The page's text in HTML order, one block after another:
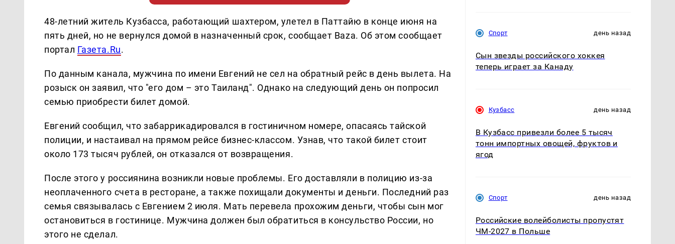
48-летний житель Кузбасса, работающий шахтером, улетел в Паттайю в конце июня на
пять дней, но не вернулся домой в назначенный срок, сообщает Baza. Об этом сообщает
портал Газета.Ru.
По данным канала, мужчина по имени Евгений не сел на обратный рейс в день вылета. На
розыск он заявил, что "его дом – это Таиланд". Однако на следующий день он попросил
семью приобрести билет домой.
Евгений сообщил, что забаррикадировался в гостиничном номере, опасаясь тайской
полиции, и настаивал на прямом рейсе бизнес-классом. Узнав, что такой билет стоит
около 173 тысяч рублей, он отказался от возвращения.
После этого у россиянина возникли новые проблемы. Его доставляли в полицию из-за
неоплаченного счета в ресторане, а также похищали документы и деньги. Последний раз
семья связывалась с Евгением 2 июля. Мать перевела прохожим деньги, чтобы сын мог
остановиться в гостинице. Мужчина должен был обратиться в консульство России, но
этого не сделал.
Спорт день назад
Сын звезды российского хоккея
теперь играет за Канаду
Кузбасс день назад
В Кузбасс привезли более 5 тысяч
тонн импортных овощей, фруктов и
ягод
Спорт день назад
Российские волейболисты пропустят
ЧМ-2027 в Польше